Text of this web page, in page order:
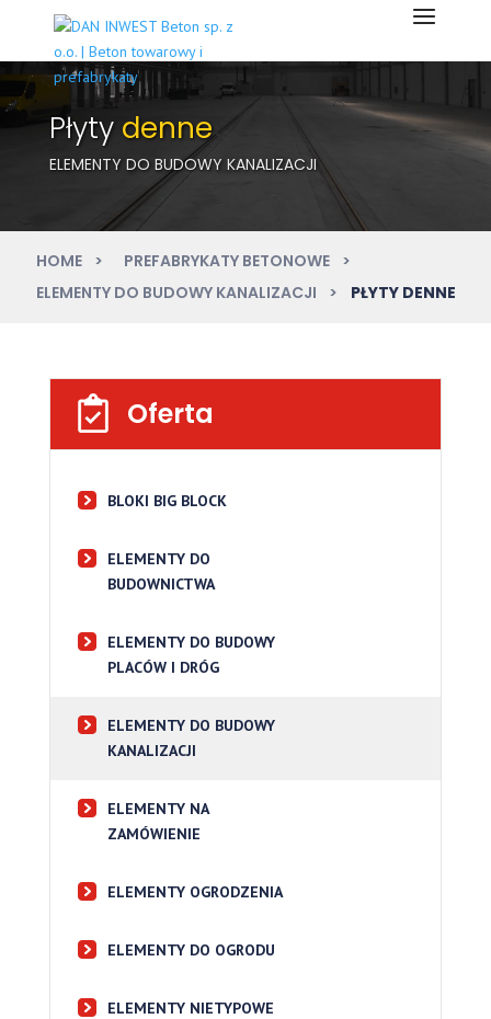
Płyty denne
ELEMENTY DO BUDOWY KANALIZACJI
HOME
PREFABRYKATY BETONOWE
ELEMENTY DO BUDOWY KANALIZACJI
PŁYTY DENNE
Oferta
BLOKI BIG BLOCK
ELEMENTY DO
BUDOWNICTWA
ELEMENTY DO BUDOWY
PLACÓW I DRÓG
ELEMENTY DO BUDOWY
KANALIZACJI
ELEMENTY NA
ZAMÓWIENIE
ELEMENTY OGRODZENIA
ELEMENTY DO OGRODU
ELEMENTY NIETYPOWE